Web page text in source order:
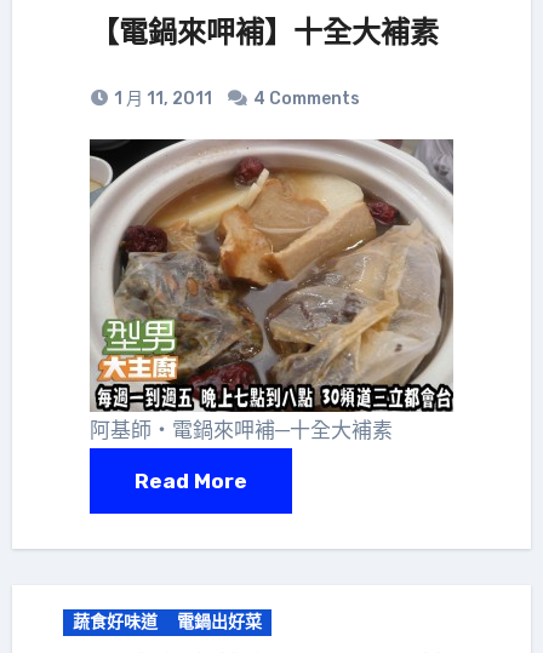
【電鍋來呷補】十全大補素
1 月 11, 2011 4 Comments
阿基師‧電鍋來呷補─十全大補素
Read More
蔬食好味道 電鍋出好菜